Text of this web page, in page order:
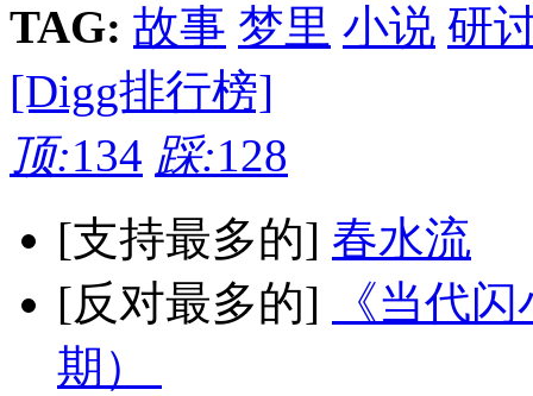
TAG: 故事 梦里 小说 研
[Digg排行榜]
顶:134 踩:128
[支持最多的] 春水流
[反对最多的]
《当代
期）